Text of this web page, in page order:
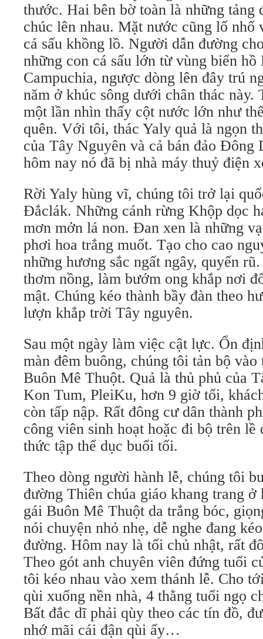
thước. Hai bên bờ toàn là những tảng
chúc lên nhau. Mặt nước cũng lố nhố
cá sấu khồng lồ. Người dẫn đường
những con cá sấu lớn từ vùng biển hồ
Campuchia, ngược dòng lên đây trú
năm ở khúc sông dưới chân thác này.
một lần nhìn thấy cột nước lớn như
quên. Với tôi, thác Yaly quả là ngọn
của Tây Nguyên và cả bán đảo Đông
hôm nay nó đã bị nhà máy thuỷ điện
Rời Yaly hùng vĩ, chúng tôi trở lại
Đắclák. Những cánh rừng Khộp dọc
mơn mởn lá non. Đan xen là những
phơi hoa trắng muốt. Tạo cho cao
những hương sắc ngất ngây, quyến
thơm nồng, làm bướm ong khắp nơi
mật. Chúng kéo thành bầy đàn theo
lượn khắp trời Tây nguyên.
Sau một ngày làm việc cật lực. Ổn
màn đêm buông, chúng tôi tản bộ
Buôn Mê Thuột. Quả là thủ phủ của
Kon Tum, PleiKu, hơn 9 giờ tối,
còn tấp nập. Rất đông cư dân thành
công viên sinh hoạt hoặc đi bộ trên
thức tập thể dục buổi tối.
Theo dòng người hành lễ, chúng tôi
đường Thiên chúa giáo khang trang ở
gái Buôn Mê Thuột da trắng bóc,
nói chuyện nhỏ nhẹ, dễ nghe đang
đường. Hôm nay là tối chủ nhật, rất
Theo gót anh chuyên viên đứng tuổi
tôi kéo nhau vào xem thánh lễ. Cho
qùi xuống nền nhà, 4 thằng tuổi ngọ
Bất đắc dĩ phải qùy theo các tín đồ,
nhớ mãi cái đận qùi ấy…